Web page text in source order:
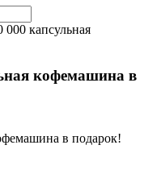
000 капсульная
кофемашина в